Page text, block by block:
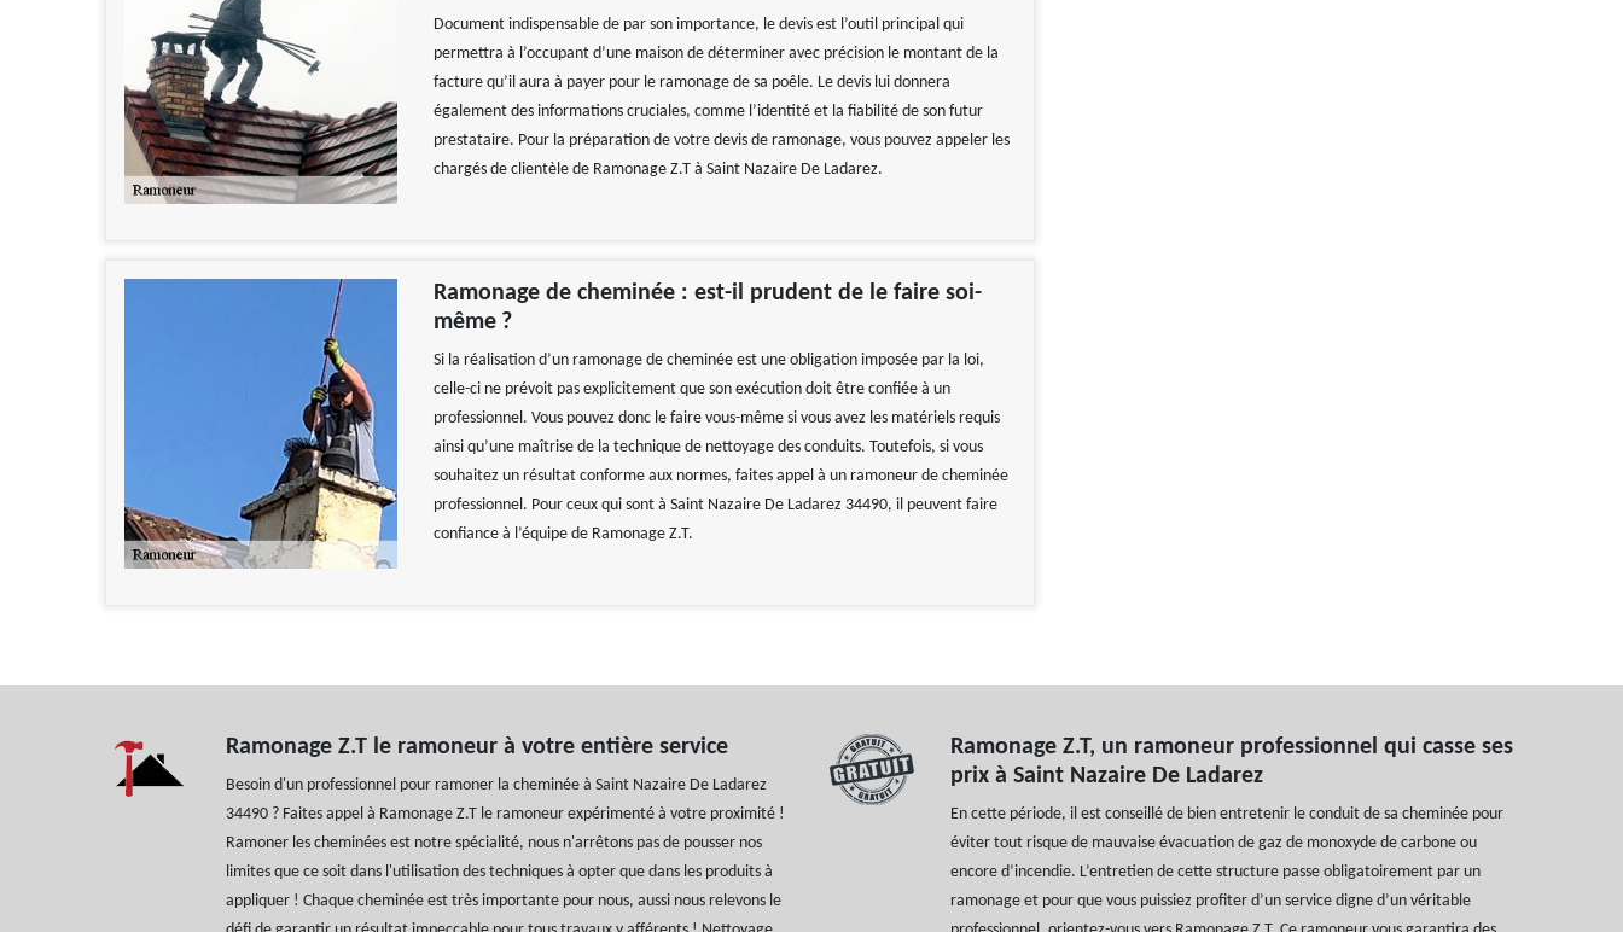
Document indispensable de par son importance, le devis est l’outil principal qui
permettra à l’occupant d’une maison de déterminer avec précision le montant de la
facture qu’il aura à payer pour le ramonage de sa poêle. Le devis lui donnera
également des informations cruciales, comme l’identité et la fiabilité de son futur
prestataire. Pour la préparation de votre devis de ramonage, vous pouvez appeler les
chargés de clientèle de Ramonage Z.T à Saint Nazaire De Ladarez.
Ramonage de cheminée : est-il prudent de le faire soi-
même ?
Si la réalisation d’un ramonage de cheminée est une obligation imposée par la loi,
celle-ci ne prévoit pas explicitement que son exécution doit être confiée à un
professionnel. Vous pouvez donc le faire vous-même si vous avez les matériels requis
ainsi qu’une maîtrise de la technique de nettoyage des conduits. Toutefois, si vous
souhaitez un résultat conforme aux normes, faites appel à un ramoneur de cheminée
professionnel. Pour ceux qui sont à Saint Nazaire De Ladarez 34490, il peuvent faire
confiance à l’équipe de Ramonage Z.T.
Ramonage Z.T le ramoneur à votre entière service
Besoin d'un professionnel pour ramoner la cheminée à Saint Nazaire De Ladarez
34490 ? Faites appel à Ramonage Z.T le ramoneur expérimenté à votre proximité !
Ramoner les cheminées est notre spécialité, nous n'arrêtons pas de pousser nos
limites que ce soit dans l'utilisation des techniques à opter que dans les produits à
appliquer ! Chaque cheminée est très importante pour nous, aussi nous relevons le
Ramonage Z.T, un ramoneur professionnel qui casse ses
prix à Saint Nazaire De Ladarez
En cette période, il est conseillé de bien entretenir le conduit de sa cheminée pour
éviter tout risque de mauvaise évacuation de gaz de monoxyde de carbone ou
encore d’incendie. L’entretien de cette structure passe obligatoirement par un
ramonage et pour que vous puissiez profiter d’un service digne d’un véritable